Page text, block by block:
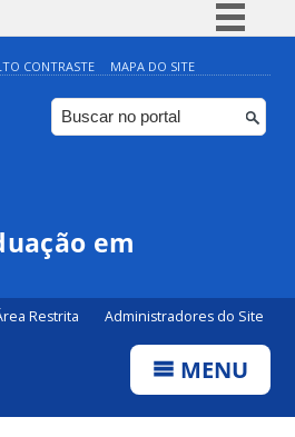
Simplifique!
Comunica BR
Participe
Canais
CONTRASTE MAPA DO SITE
em
Restrita Administradores do Site
MENU